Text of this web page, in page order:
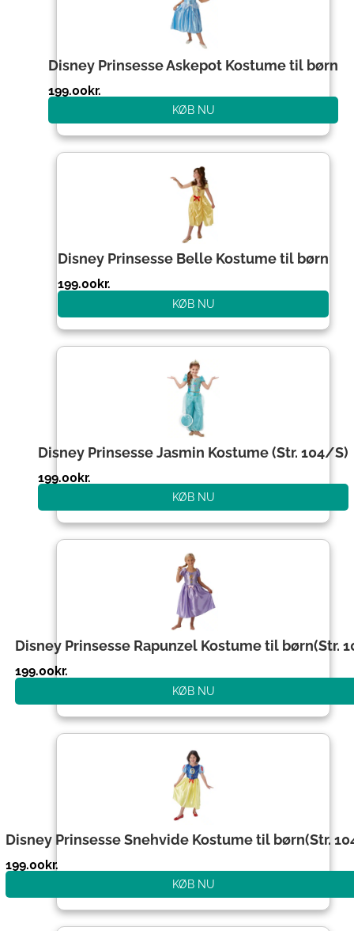
Disney Prinsesse Askepot Kostume til børn
199.00kr.
KØB NU
Disney Prinsesse Belle Kostume til børn
199.00kr.
KØB NU
Disney Prinsesse Jasmin Kostume (Str. 104/S)
199.00kr.
KØB NU
Disney Prinsesse Rapunzel Kostume til børn(Str.
199.00kr.
KØB NU
Disney Prinsesse Snehvide Kostume til børn(Str.
199.00kr.
KØB NU